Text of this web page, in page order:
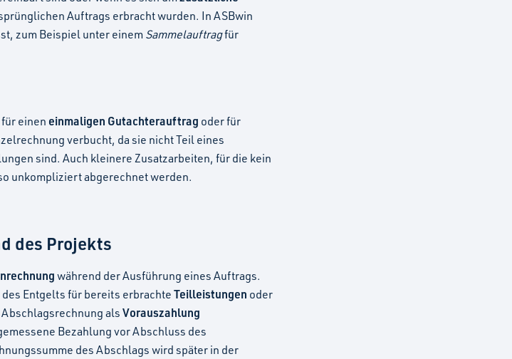
Auftrags erbracht wurden. In ASBwin
zum Beispiel unter einem Sammelauftragfür
einen einmaligen Gutachterauftrag oder für
verbucht, da sie nicht Teil eines
sind. Auch kleinere Zusatzarbeiten, für die kein
unkompliziert abgerechnet werden.
des Projekts
während der Ausführung eines Auftrags.
Entgelts für bereits erbrachte Teilleistungen oder
als Vorauszahlung
Bezahlung vor Abschluss des
des Abschlags wird später in der